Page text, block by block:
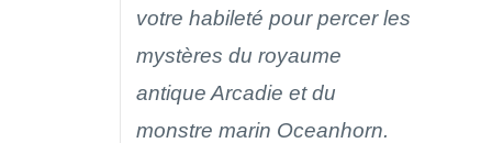
votre habileté pour percer les
mystères du royaume
antique Arcadie et du
monstre marin Oceanhorn.